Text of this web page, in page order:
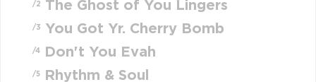
/2 The Ghost of You Lingers
/3 You Got Yr. Cherry Bomb
/4 Don't You Evah
/5 Rhythm & Soul